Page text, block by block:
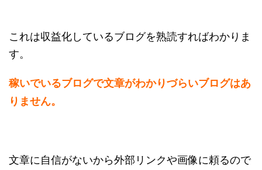
これは収益化しているブログを熟読すればわかりま
す。
稼いでいるブログで文章がわかりづらいブログはあ
りません。
文章に自信がないから外部リンクや画像に頼るので